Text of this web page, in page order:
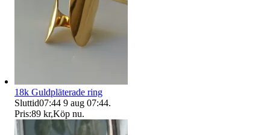
18k Guldpläterade ring
Sluttid07:44 9 aug 07:44.
Pris:89 kr,Köp nu.